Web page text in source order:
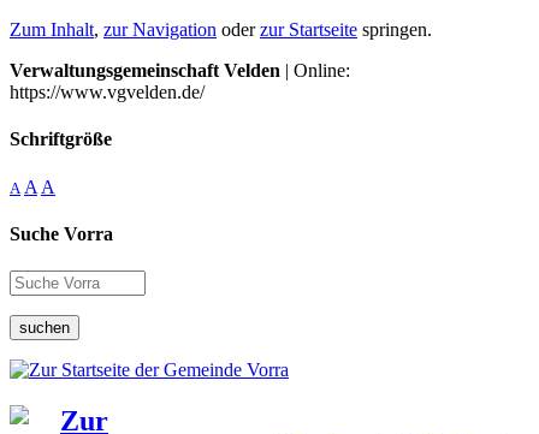
Zum Inhalt, zur Navigation oderzur Startseite springen.
Verwaltungsgemeinschaft Velden | Online:
https://www.vgvelden.de/
Schriftgröße
A A A
Suche Vorra
suchen